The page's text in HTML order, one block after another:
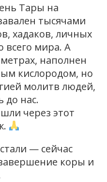
Тары на
тысячами
хадаков, личных
всего мира. А
метрах, наполнен
кислородом, но
молитв людей,
до нас.
через этот
— сейчас
коры и